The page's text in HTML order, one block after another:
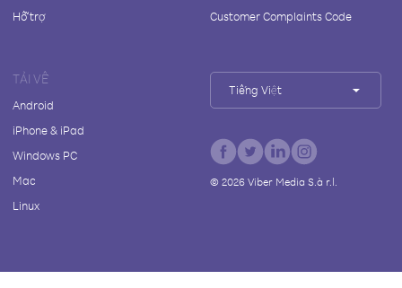
Hỗ trợ
Customer Complaints Code
TẢI VỀ
Android
iPhone & iPad
Windows PC
Mac
Linux
Tiếng Việt
© 2026Viber Media S.à r.l.